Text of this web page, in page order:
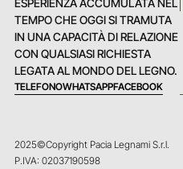
TEMPO CHE OGGI SI TRAMUTA
IN UNA CAPACITÀ DI RELAZIONE
CON QUALSIASI RICHIESTA
LEGATA AL MONDO DEL LEGNO.
TELEFONOWHATSAPPFACEBOOK
2025©Copyright Pacia Legnami S.r.l.
P.IVA: 02037190598